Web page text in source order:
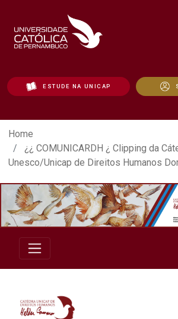
ESTUDE NA UNICAP
¿¿ COMUNICARDH ¿
Home
¿¿ COMUNICARDH ¿ Clipping da
Unesco/Unicap de Direitos Humanos